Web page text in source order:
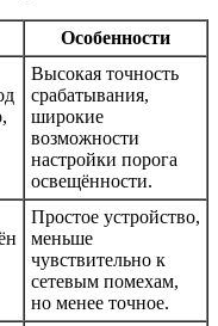
Особенности
Высокая точность
срабатывания,
широкие
возможности
настройки порога
освещённости.
Простое устройство,
меньше
чувствительно к
сетевым помехам,
но менее точное.